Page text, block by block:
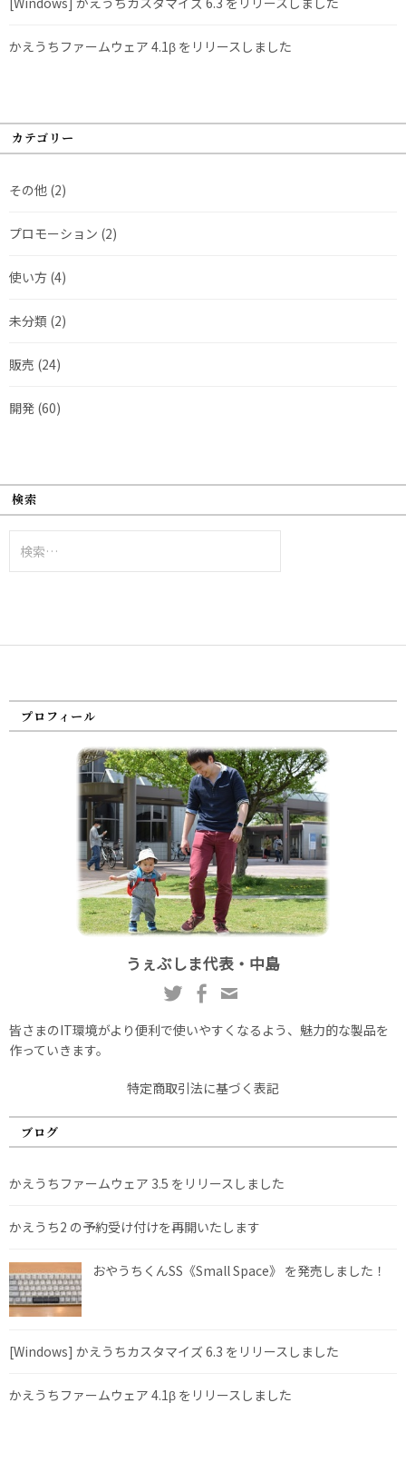
かえうちファームウェア 4.1β をリリースしました
カテゴリー
その他 (2)
プロモーション (2)
使い方 (4)
未分類 (2)
販売 (24)
開発 (60)
検索
索:
プロフィール
うぇぶしま代表・中島
皆さまのIT環境がより便利で使いやすくなるよう、魅力的な製品を
作っていきます。
特定商取引法に基づく表記
ブログ
かえうちファームウェア 3.5 をリリースしました
かえうち2 の予約受け付けを再開いたします
おやうちくんSS《Small Space》 を発売しました！
[Windows] かえうちカスタマイズ 6.3 をリリースしました
かえうちファームウェア 4.1β をリリースしました